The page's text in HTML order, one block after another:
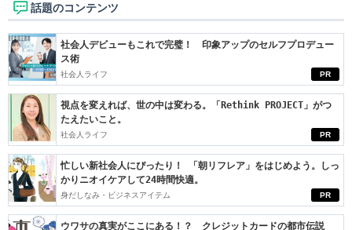
話題のコンテンツ
PR
社会人デビューもこれで完璧！ 印象アップのセルフプロデュー
ス術
社会人ライフ
PR
視点を変えれば、世の中は変わる。「Rethink PROJECT」がつ
たえたいこと。
社会人ライフ
PR
忙しい新社会人にぴったり！ 「朝リフレア」をはじめよう。しっ
かりニオイケアして24時間快適。
身だしなみ・ビジネスアイテム
ウワサの真実がここにある！？ クレジットカードの都市伝説